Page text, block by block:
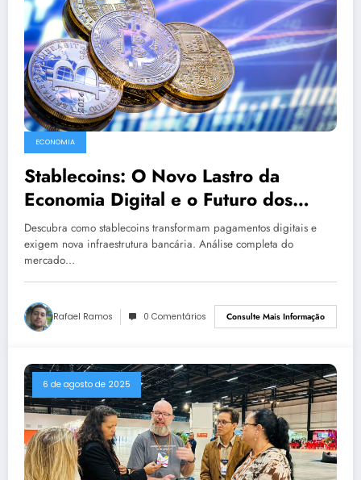
ECONOMIA
Stablecoins: O Novo Lastro da
Economia Digital e o Futuro dos
Pagamentos
Descubra como stablecoins transformam pagamentos digitais e
exigem nova infraestrutura bancária. Análise completa do
mercado…
Rafael Ramos 0 Comentários Consulte Mais Informação
6 de agosto de 2025